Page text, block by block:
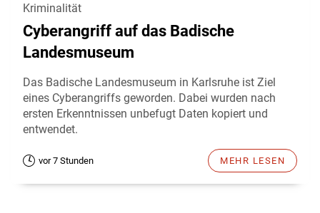
Kriminalität
Cyberangriff auf das Badische
Landesmuseum
Das Badische Landesmuseum in Karlsruhe ist Ziel
eines Cyberangriffs geworden. Dabei wurden nach
ersten Erkenntnissen unbefugt Daten kopiert und
entwendet.
vor 7 Stunden MEHR LESEN